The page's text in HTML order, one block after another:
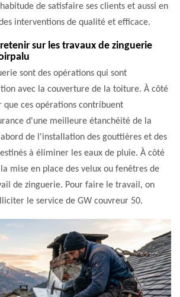
de satisfaire ses clients et aussi en
interventions de qualité et efficace.
sur les travaux de zinguerie
sont des opérations qui sont
avec la couverture de la toiture. À côté
ces opérations contribuent
d'une meilleure étanchéité de la
de l'installation des gouttières et des
à éliminer les eaux de pluie. À côté
mise en place des velux ou fenêtres de
de zinguerie. Pour faire le travail, on
le service de GW couvreur 50.